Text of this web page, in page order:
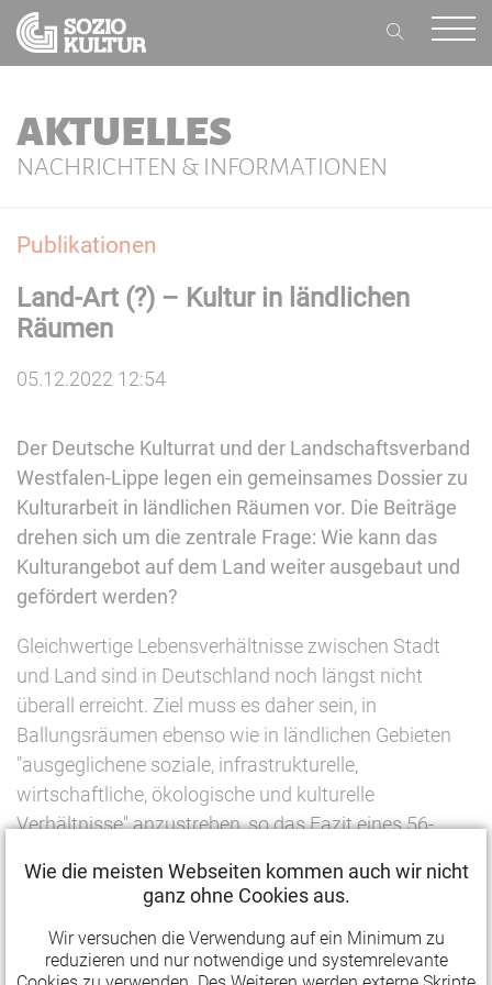
AKTUELLES
NACHRICHTEN & INFORMATIONEN
Publikationen
Land-Art (?) – Kultur in ländlichen
Räumen
05.12.2022 12:54
Der Deutsche Kulturrat und der Landschaftsverband
Westfalen-Lippe legen ein gemeinsames Dossier zu
Kulturarbeit in ländlichen Räumen vor. Die Beiträge
drehen sich um die zentrale Frage: Wie kann das
Kulturangebot auf dem Land weiter ausgebaut und
gefördert werden?
Gleichwertige Lebensverhältnisse zwischen Stadt
und Land sind in Deutschland noch längst nicht
überall erreicht. Ziel muss es daher sein, in
Ballungsräumen ebenso wie in ländlichen Gebieten
"ausgeglichene soziale, infrastrukturelle,
wirtschaftliche, ökologische und kulturelle
Verhältnisse" anzustreben, so das Fazit eines 56-
gemeinsam mit dem Landschaftsverband Westfalen-
Lippe (LWL) vorlegt. Das Dossier „Land-Art(?) – Kultur
in ländlichen Räumen“ richtet den Fokus auf die
Frage: Wie kann das Kulturangebot auf dem Land
Wie die meisten Webseiten kommen auch wir nicht
ganz ohne Cookies aus.
Wir versuchen die Verwendung auf ein Minimum zu
reduzieren und nur notwendige und systemrelevante